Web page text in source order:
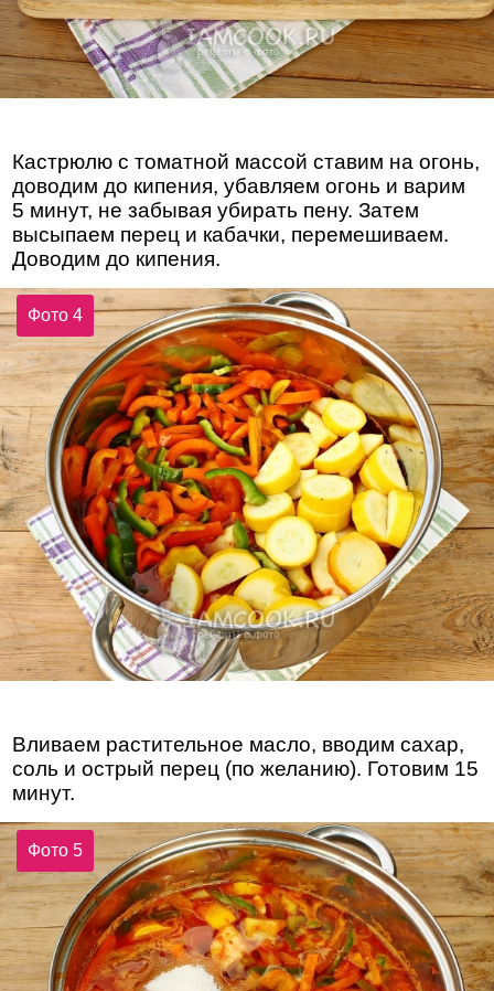
Кастрюлю с томатной массой ставим на огонь,
доводим до кипения, убавляем огонь и варим
5 минут, не забывая убирать пену. Затем
высыпаем перец и кабачки, перемешиваем.
Доводим до кипения.
Фото 4
Вливаем растительное масло, вводим сахар,
соль и острый перец (по желанию). Готовим 15
минут.
Фото 5